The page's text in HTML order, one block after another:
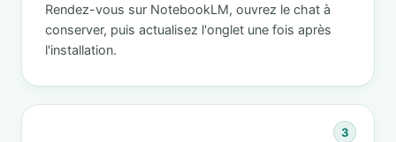
Rendez-vous sur NotebookLM, ouvrez le chat à
conserver, puis actualisez l'onglet une fois après
l'installation.
3